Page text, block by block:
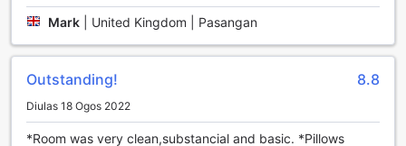
Kemudahan Sukan di Dunsley Hall Country House Hotel
pengalaman yang luar biasa bagi pencinta alam dan
pengembaraan luar. Salah satu tarikan utama di sini adalah
laluan mendaki yang menakjubkan, yang membolehkan
tetamu meneroka keindahan semula jadi kawasan
Mark United Kingdom | Pasangan
Outstanding! 8.8
Diulas 18 Ogos 2022
*Room was very clean,substancial and basic. *Pillows